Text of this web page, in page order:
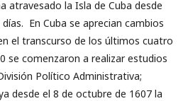
atravesado la Isla de Cuba desde
En Cuba se aprecian cambios
el transcurso de los últimos cuatro
se comenzaron a realizar estudios
Político Administrativa;
desde el 8 de octubre de 1607 la